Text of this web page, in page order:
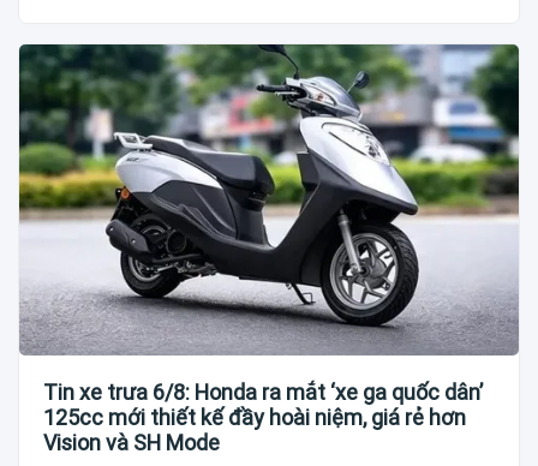
Tin xe trưa 6/8: Honda ra mắt ‘xe ga quốc dân’
125cc mới thiết kế đầy hoài niệm, giá rẻ hơn
Vision và SH Mode